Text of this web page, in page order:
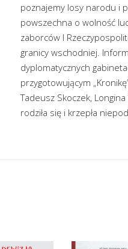
poznajemy losy narodu i
powszechna o wolność
zaborców I
granicy wschodniej.
dyplomatycznych
przygotowującym
Tadeusz Skoczek,
rodziła się i krzepła